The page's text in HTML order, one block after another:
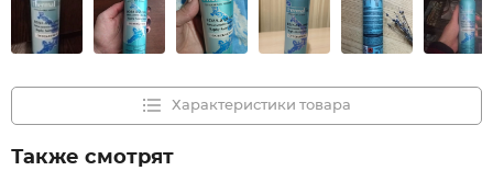
Характеристики товара
Также смотрят